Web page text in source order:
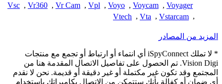
Voyager
,
Voycam
,
Voyo
,
Vpl
,
Vr Cam
,
Vr360
,
Vsc
,
Vstarcam
,
Vta
,
Vtech
المزيد من المصادر
* لا تملك iSpyConnect أي انتماء أو ارتباط أو تجمع مع منتجات
Vision Digi. تم الحصول على تفاصيل الاتصال المقدمة هنا من
المجتمع وقد تكون غير مكتملة أو غير دقيقة أو قديمة. نحن لا نقدم
أي ضمان أو كفالة بأنك ستتمكن من الاتصال بكاميراتك باستخدام